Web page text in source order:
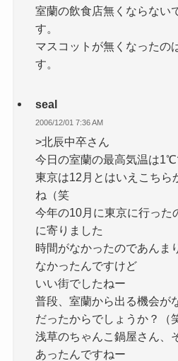
室蘭の飲食店無くならない
す。
マスコットが無くなったの
す。
seal
2006/12/01 7:36 AM
>北辰中卒さん
今日の室蘭の最高気温は1℃
東京は12月とはいえこちら
ね（笑
今年の10月に東京に行った
に寄りました
時間がなかったのであんま
なかったんですけど
いい街でしたねー
普段、室蘭から出る機会が
だったからでしょうか？（
浅草のちゃんこ鍋屋さん、
あったんですねー